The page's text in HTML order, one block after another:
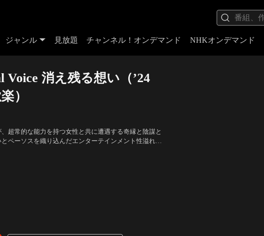
ジャンル 見放題 チャンネル！オンデマンド NHKオンデマンド
Voice 消え残る想い（’24
）
超常的な能力を持つ女性と共に遭遇する奇縁と陰謀と
ペーソスを織り込んだエンターテインメント性溢れる